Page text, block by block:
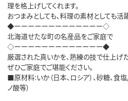
理を格上げしてくれます。
おつまみとしても、料理の素材としても活
◆ーーーーーーーーーーーーー◇
北海道せたな町の名産品をご家庭で
◇ーーーーーーーーーーーーー◆
厳選された真いかを、熟練の技で仕上げた
ぜひご家庭でご堪能ください。
■原材料:いか（日本、ロシア）、砂糖、食
ノ酸等）